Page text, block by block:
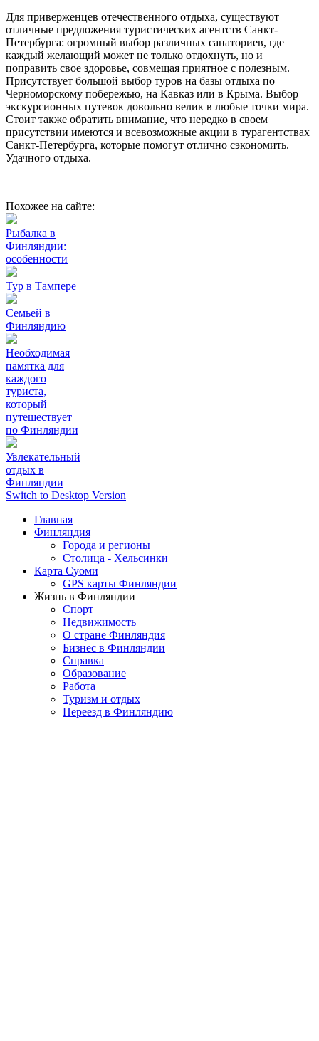
Для приверженцев отечественного отдыха, существуют
отличные предложения туристических агентств Санкт-
Петербурга: огромный выбор различных санаториев, где
каждый желающий может не только отдохнуть, но и
поправить свое здоровье, совмещая приятное с полезным.
Присутствует большой выбор туров на базы отдыха по
Черноморскому побережью, на Кавказ или в Крыма. Выбор
экскурсионных путевок довольно велик в любые точки мира.
Стоит также обратить внимание, что нередко в своем
присутствии имеются и всевозможные акции в турагентствах
Санкт-Петербурга, которые помогут отлично сэкономить.
Удачного отдыха.
Похожее на сайте:
Рыбалка в
Финляндии:
особенности
Тур в Тампере
Семьей в
Финляндию
Необходимая
памятка для
каждого
туриста,
который
путешествует
по Финляндии
Увлекательный
отдых в
Финляндии
Switch to Desktop Version
Главная
Финляндия
Города и регионы
Столица - Хельсинки
Карта Суоми
GPS карты Финляндии
Жизнь в Финляндии
Спорт
Недвижимость
О стране Финляндия
Бизнес в Финляндии
Справка
Образование
Работа
Туризм и отдых
Переезд в Финляндию